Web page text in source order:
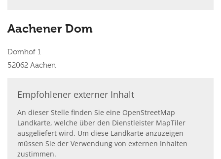
Aachener Dom
Domhof 1
52062 Aachen
Empfohlener externer Inhalt
An dieser Stelle finden Sie eine OpenStreetMap
Landkarte, welche über den Dienstleister MapTiler
ausgeliefert wird. Um diese Landkarte anzuzeigen
müssen Sie der Verwendung von externen Inhalten
zustimmen.